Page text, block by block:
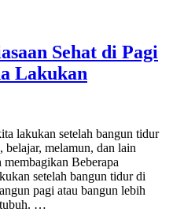
Sehat di Pagi
Lakukan
lakukan setelah bangun tidur
melamun, dan lain
Beberapa
setelah bangun tidur di
pagi atau bangun lebih
tubuh. …